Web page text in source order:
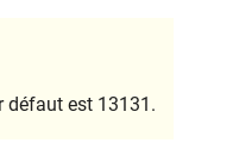
défaut est 13131.